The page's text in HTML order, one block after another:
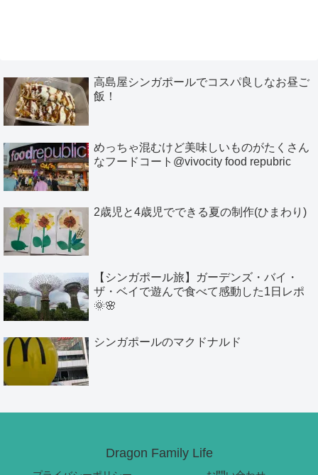
高島屋シンガポールでコスパ良しなお昼ご
飯！
めっちゃ混むけど美味しいものがたくさん
なフードコート@vivocity food repubric
2歳児と4歳児でできる夏の制作(ひまわり)
【シンガポール旅】ガーデンズ・バイ・
ザ・ベイで遊んで食べて感動した1日レポ
🌞🌸
シンガポールのマクドナルド
Dragon Family Life